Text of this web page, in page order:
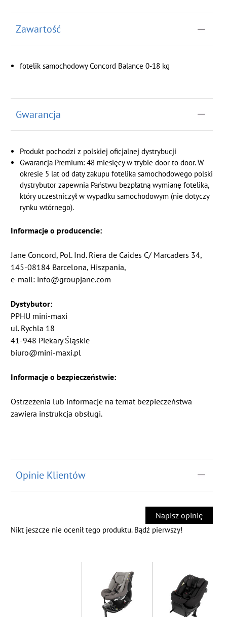
Zawartość
fotelik samochodowy Concord Balance 0-18 kg
Gwarancja
Produkt pochodzi z polskiej oficjalnej dystrybucji
Gwarancja Premium: 48 miesięcy w trybie door to door.W
okresie 5 lat od daty zakupu fotelika samochodowego polski
dystrybutor zapewnia Państwu bezpłatną wymianę fotelika,
który uczestniczył w wypadku samochodowym (nie dotyczy
rynku wtórnego).
Informacje o producencie:
Jane Concord, Pol. Ind. Riera de Caides C/ Marcaders 34,
145-08184 Barcelona, Hiszpania,
e-mail: info@groupjane.com
Dystybutor:
PPHU mini-maxi
ul. Rychla 18
41-948 Piekary Śląskie
biuro@mini-maxi.pl
Informacje o bezpieczeństwie:
Ostrzeżenia lub informacje na temat bezpieczeństwa
zawiera instrukcja obsługi.
Opinie Klientów
Napisz opinię
Nikt jeszcze nie ocenił tego produktu. Bądź pierwszy!